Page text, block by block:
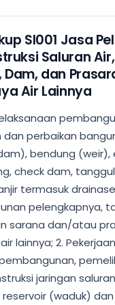
SI001 Jasa
Saluran Air,
Dam, dan
Air Lainnya
perbaikan
bendung (weir),
check dam,
termasuk
pelengkapnya,
sarana dan/atau
lainnya; 2. Pekerjaan
jaringan
reservoir (waduk)